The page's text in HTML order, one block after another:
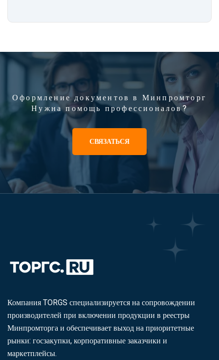
Оформление документов в Минпромторг
Нужна помощь профессионалов?
СВЯЗАТЬСЯ
Компания TORGS специализируется на сопровождении
производителей при включении продукции в реестры
Минпромторга и обеспечивает выход на приоритетные
рынки: госзакупки, корпоративные заказчики и
маркетплейсы.